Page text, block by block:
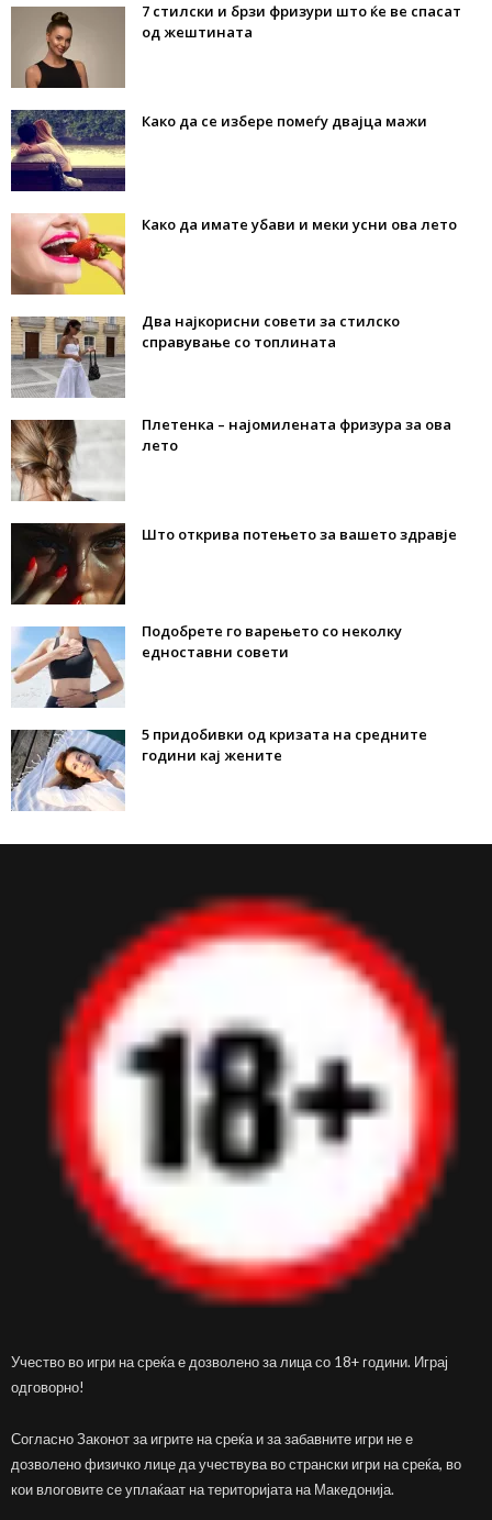
7 стилски и брзи фризури што ќе ве спасат
од жештината
Како да се избере помеѓу двајца мажи
Како да имате убави и меки усни ова лето
Два најкорисни совети за стилско
справување со топлината
Плетенка – најомилената фризура за ова
лето
Што открива потењето за вашето здравје
Подобрете го варењето со неколку
едноставни совети
5 придобивки од кризата на средните
години кај жените
Учество во игри на среќа е дозволено за лица со 18+ години. Играј
одговорно!
Согласно Законот за игрите на среќа и за забавните игри не е
дозволено физичко лице да учествува во странски игри на среќа, во
кои влоговите се уплаќаат на територијата на Македонија.